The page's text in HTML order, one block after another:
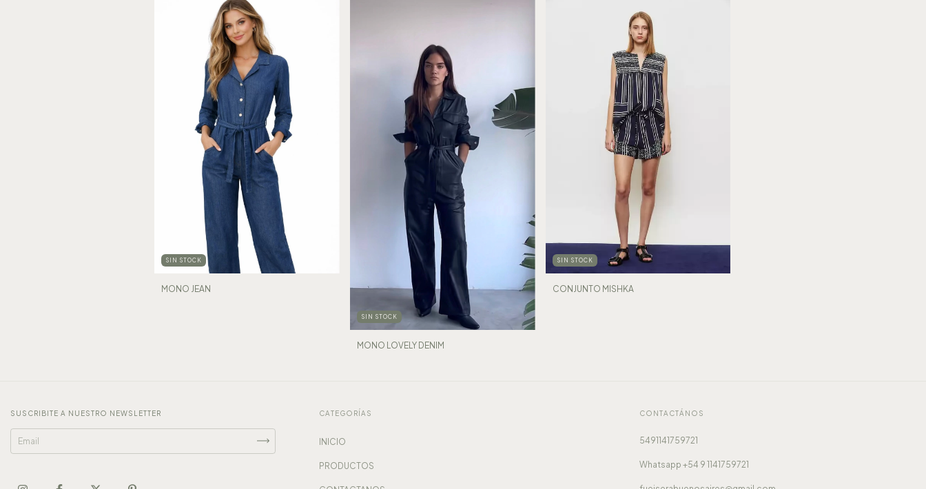
SIN STOCK
MONO JEAN
SIN STOCK
MONO LOVELY DENIM
SIN STOCK
CONJUNTO MISHKA
SUSCRIBITE A NUESTRO NEWSLETTER CATEGORÍAS
INICIO
PRODUCTOS
CONTACTÁNOS
5491141759721
Whatsapp +54 9 1141759721